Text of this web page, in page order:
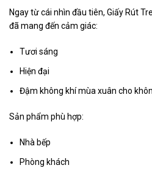
Ngay từ cái nhìn đầu tiên, Giấy Rút
đã mang đến cảm giác:
Tươi sáng
Hiện đại
Đậm không khí mùa xuân cho
Sản phẩm phù hợp:
Nhà bếp
Phòng khách